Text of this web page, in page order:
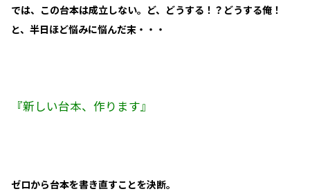
では、この台本は成立しない。ど、どうする！？どうする俺！
と、半日ほど悩みに悩んだ末・・・
『新しい台本、作ります』
ゼロから台本を書き直すことを決断。